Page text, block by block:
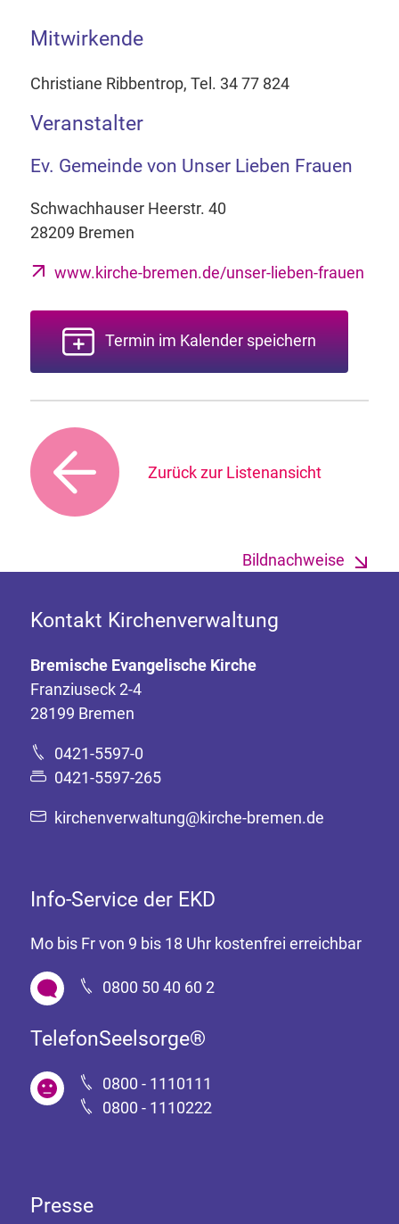
Mitwirkende
Christiane Ribbentrop, Tel. 34 77 824
Veranstalter
Ev. Gemeinde von Unser Lieben Frauen
Schwachhauser Heerstr. 40
28209 Bremen
www.kirche-bremen.de/unser-lieben-frauen
Termin im Kalender speichern
Zurück zur Listenansicht
Bildnachweise
Kontakt Kirchenverwaltung
Bremische Evangelische Kirche
Franziuseck 2-4
28199 Bremen
0421-5597-0
0421-5597-265
kirchenverwaltung@kirche-bremen.de
Info-Service der EKD
Mo bis Fr von 9 bis 18 Uhr kostenfrei erreichbar
0800 50 40 60 2
TelefonSeelsorge®
0800 - 1110111
0800 - 1110222
Presse